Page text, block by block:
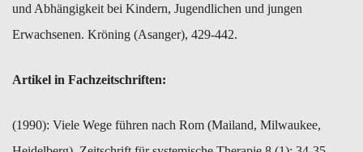
und Abhängigkeit bei Kindern, Jugendlichen und jungen
Erwachsenen. Kröning (Asanger), 429-442.
Artikel in Fachzeitschriften:
(1990): ​Viele Wege führen nach Rom (Mailand, Milwaukee,